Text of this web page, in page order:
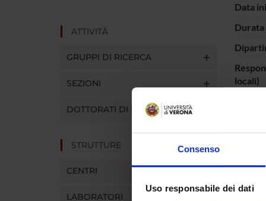
Consenso
Uso responsabile dei dati
ATTIVITÀ
GRUPPI DI RICERCA
SEZIONI
DOTTORATI DI RICERCA
STRUTTURE
CENTRI
LABORATORI
Data
Durata
locali)